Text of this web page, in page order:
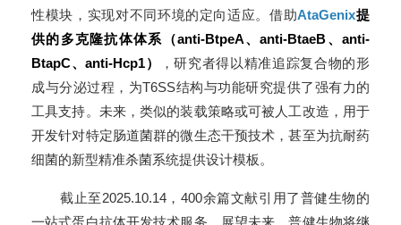
性模块，实现对不同环境的定向适应。借助AtaGenix提
供的多克隆抗体体系（anti-BtpeA、anti-BtaeB、anti-
BtapC、anti-Hcp1）
，研究者得以精准追踪复合物的形
成与分泌过程，为T6SS结构与功能研究提供了强有力的
工具支持。未来，类似的装载策略或可被人工改造，用于
开发针对特定肠道菌群的微生态干预技术，甚至为抗耐药
细菌的新型精准杀菌系统提供设计模板。
截止至2025.10.14，400余篇文献引用了普健生物的